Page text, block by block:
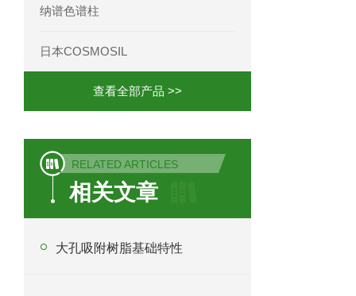
纳谱色谱柱
日本COSMOSIL
查看全部产品 >>
RELATED ARTICLES
相关文章
大孔吸附树脂基础特性